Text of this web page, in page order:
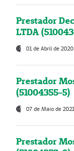
Prestador
LTDA
01 de Abril de 2020
Prestador
(51004355-5)
07 de Maio de 2021
Prestador